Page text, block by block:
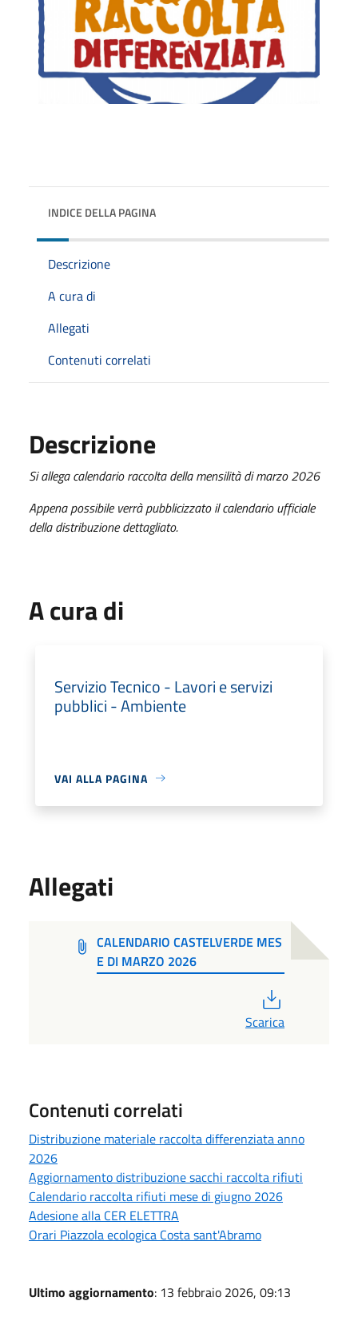
INDICE DELLA PAGINA
Descrizione
A cura di
Allegati
Contenuti correlati
Descrizione
Si allega calendario raccolta della mensilità di marzo 2026
Appena possibile verrà pubblicizzato il calendario ufficiale
della distribuzione dettagliato.
A cura di
Servizio Tecnico - Lavori e servizi
pubblici - Ambiente
VAI ALLA PAGINA
Allegati
CALENDARIO CASTELVERDE MES
E DI MARZO 2026
Scarica
Contenuti correlati
Distribuzione materiale raccolta differenziata anno
2026
Aggiornamento distribuzione sacchi raccolta rifiuti
Calendario raccolta rifiuti mese di giugno 2026
Adesione alla CER ELETTRA
Orari Piazzola ecologica Costa sant'Abramo
Ultimo aggiornamento: 13 febbraio 2026, 09:13